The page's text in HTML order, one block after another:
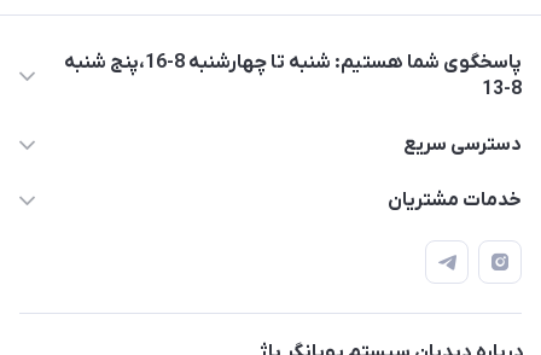
پاسخگوی شما هستیم: شنبه تا چهارشنبه 8-16،پنج شنبه
8-13
05137733300
چهارم، واحد14
دسترسی سریع
حساب کاربری
محصولات
درباره ما
خدمات مشتریان
قوانین و مقررات
حریم خصوصی